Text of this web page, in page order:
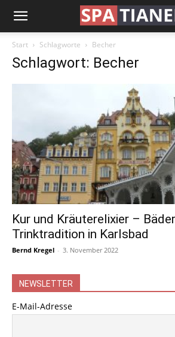
Start Schlagworte Becher
Schlagwort: Becher
Kur und Kräuterelixier –
Trinktradition in Karlsbad
Bernd Kregel - 3. November 2022
NEWSLETTER
E-Mail-Adresse